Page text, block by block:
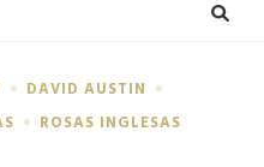
DAVID AUSTIN
ROSAS INGLESAS